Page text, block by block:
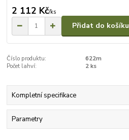
2 112 Kč/ks
Přidat do košíku
Číslo produktu:
622m
Počet lahví:
2 ks
Kompletní specifikace
Parametry